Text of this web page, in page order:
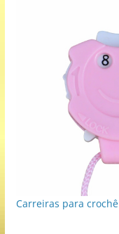
Carreiras para crochê